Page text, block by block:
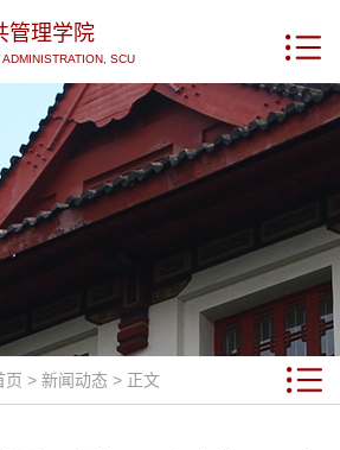
管理学院
SCU
页 >新闻动态 > 正文